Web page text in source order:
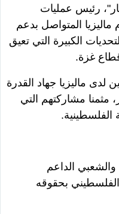
رئيس عمليات
المتواصل بدعم
الكبيرة التي تعيق
غزة.
ماليزيا جهاد القدرة
مثمنا مشاركتهم التي
الفلسطينية.
الداعم
بحقوقه